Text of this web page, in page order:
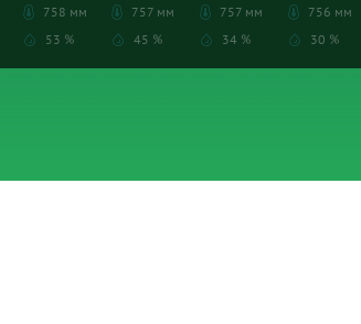
758 мм
53 %
757 мм
45 %
757 мм
34 %
756 мм
30 %